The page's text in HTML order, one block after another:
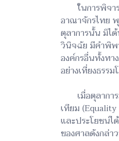
ในการพิจาร
อาณาจักรไทย
ตุลาการนั้น มิไ
วินิจฉัย มีคำพิพ
องค์กรอื่นทั้งทา
อย่างเที่ยงธรร
เมื่อตุลาการ
เทียม
และประโยชน์ไ
ของศาลดังกล่า